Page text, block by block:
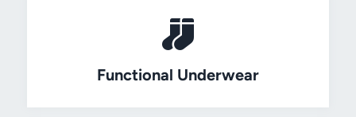
Functional Underwear